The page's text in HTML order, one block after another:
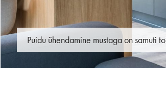
Puidu ühendamine mustaga on samuti